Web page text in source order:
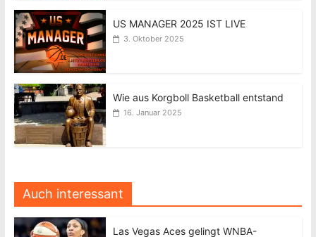
US MANAGER 2025 IST LIVE
3. Oktober 2025
Wie aus Korgboll Basketball entstand
16. Januar 2025
Auch interessant
Las Vegas Aces gelingt WNBA-